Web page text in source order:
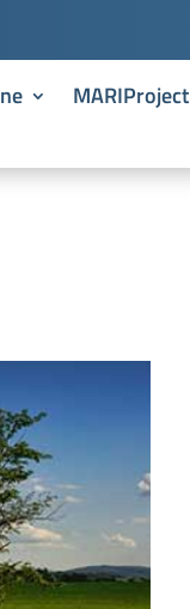
MARIProject